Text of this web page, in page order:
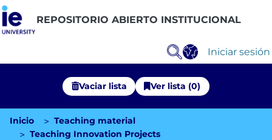
REPOSITORIO ABIERTO INSTITUCIONAL
Iniciar sesión
Vaciar lista Ver lista (0)
Comunidades
Inicio
Teaching material
Teaching Innovation Projects